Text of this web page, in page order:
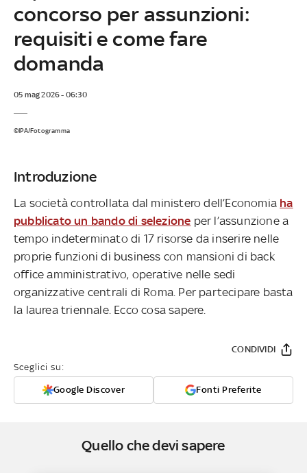
concorso per assunzioni:
requisiti e come fare
domanda
05 mag 2026 - 06:30
©IPA/Fotogramma
Introduzione
La società controllata dal ministero dell’Economia ha
pubblicato un bando di selezione per l’assunzione a
tempo indeterminato di 17 risorse da inserire nelle
proprie funzioni di business con mansioni di back
office amministrativo, operative nelle sedi
organizzative centrali di Roma. Per partecipare basta
la laurea triennale. Ecco cosa sapere.
Sceglici su:
Google Discover Fonti Preferite
CONDIVIDI
Quello che devi sapere